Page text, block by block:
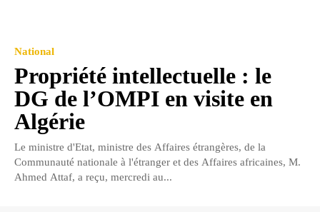
National
Propriété intellectuelle : le
DG de l’OMPI en visite en
Algérie
Le ministre d'Etat, ministre des Affaires étrangères, de la
Communauté nationale à l'étranger et des Affaires africaines, M.
Ahmed Attaf, a reçu, mercredi au...